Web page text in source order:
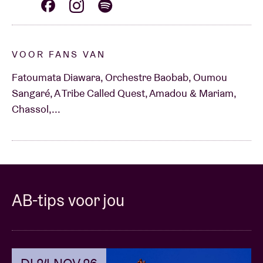
VOOR FANS VAN
Fatoumata Diawara, Orchestre Baobab, Oumou
Sangaré, A Tribe Called Quest, Amadou & Mariam,
Chassol,...
AB-tips voor jou